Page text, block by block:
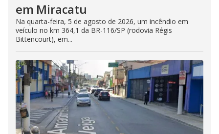
e
o
em Miracatu
Na quarta-feira, 5 de agosto de 2026, um incêndio em
veículo no km 364,1 da BR-116/SP (rodovia Régis
Bittencourt), em...